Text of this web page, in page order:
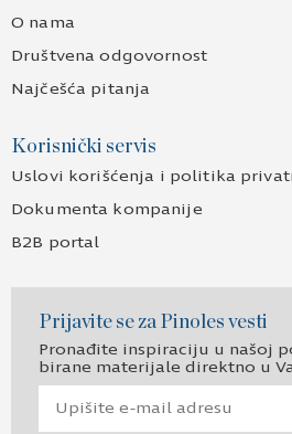
Stvaraj po svojoj meri!
Design by Pinoles
Internet prodavnica
Usluge
Kontakt
Karijera
O nama
Društvena odgovornost
Najčešća pitanja